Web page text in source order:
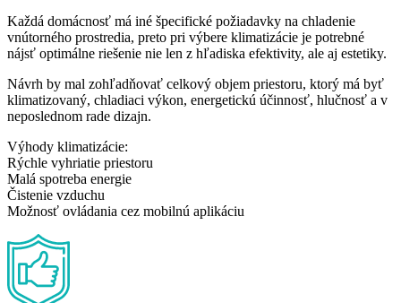
Každá domácnosť má iné špecifické požiadavky na chladenie
vnútorného prostredia, preto pri výbere klimatizácie je potrebné
nájsť optimálne riešenie nie len z hľadiska efektivity, ale aj estetiky.
Návrh by mal zohľadňovať celkový objem priestoru, ktorý má byť
klimatizovaný, chladiaci výkon, energetickú účinnosť, hlučnosť a v
neposlednom rade dizajn.
Výhody klimatizácie:
Rýchle vyhriatie priestoru
Malá spotreba energie
Čistenie vzduchu
Možnosť ovládania cez mobilnú aplikáciu